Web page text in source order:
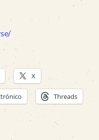
X
Threads